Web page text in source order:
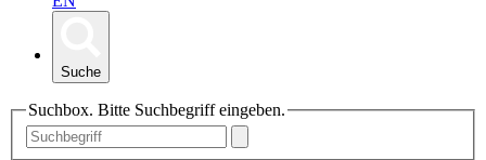
Suche
Suchbox. Bitte Suchbegriff eingeben.